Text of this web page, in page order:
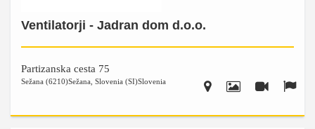
Ventilatorji - Jadran dom d.o.o.
Partizanska cesta 75
Sežana (6210)Sežana Slovenia (SI)Slovenia